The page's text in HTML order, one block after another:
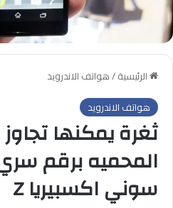
الرئيسية/هواتف الاندرويد
هواتف الاندرويد
ثغرة يمكنها
المحميه برقم
سوني اكسبيريا Z